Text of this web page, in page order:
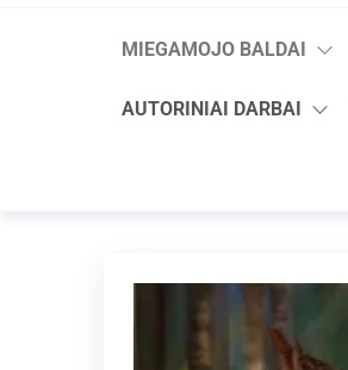
MIEGAMOJO BALDAI
AUTORINIAI DARBAI